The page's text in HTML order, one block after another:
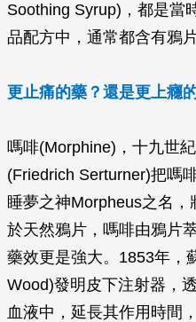
Soothing Syrup)，都是當
品配方中，通常都含有鴉
更止痛的藥？還是更上癮
嗎啡(Morphine)，十九世
(Friedrich Serturner)把嗎
睡夢之神Morpheus之名
於天然鴉片，嗎啡由鴉片
藥效更是強大。1853年，
Wood)發明皮下注射器，
血液中，延長其作用時間